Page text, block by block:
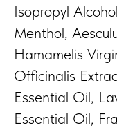
Isopropyl
Menthol,
Hamamelis
Officinalis
Essential Oil,
Essential Oil,